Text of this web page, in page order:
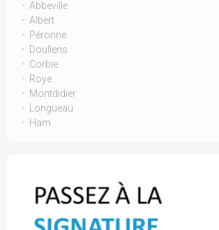
Abbeville
Albert
Péronne
Doullens
Corbie
Roye
Montdidier
Longueau
Ham